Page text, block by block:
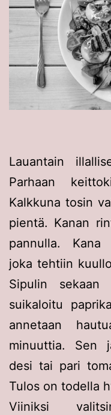
Lauantain
Parhaan
Kalkkuna tosin
pientä. Kanan
pannulla. Kana
joka tehtiin
Sipulin sekaan
suikaloitu
annetaan
minuuttia. Sen
desi tai pari
Tulos on todella
Viiniksi